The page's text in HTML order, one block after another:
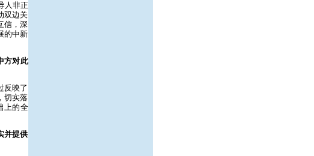
人非正
双边关
信，深
的中新
方对此
反映了
切实落
上的全
并提供